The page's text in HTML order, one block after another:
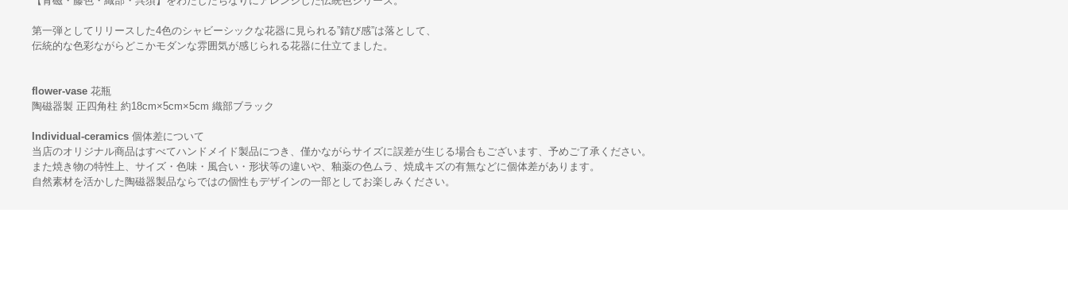
第一弾としてリリースした4色のシャビーシックな花器に見られる”錆び感”は落として、
伝統的な色彩ながらどこかモダンな雰囲気が感じられる花器に仕立てました。
flower-vase花瓶
陶磁器製 正四角柱 約18cm×5cm×5cm 織部ブラック
Individual-ceramics個体差について
当店のオリジナル商品はすべてハンドメイド製品につき、僅かながらサイズに誤差が生じる場合もございます、予めご了承ください。
また焼き物の特性上、サイズ・色味・風合い・形状等の違いや、釉薬の色ムラ、焼成キズの有無などに個体差があります。
自然素材を活かした陶磁器製品ならではの個性もデザインの一部としてお楽しみください。